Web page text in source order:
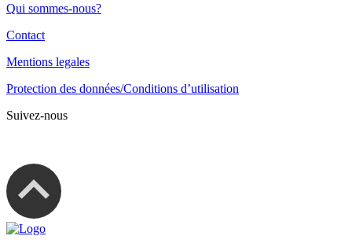
Qui sommes-nous?
Contact
Mentions legales
Protection des données/Conditions d’utilisation
Suivez-nous